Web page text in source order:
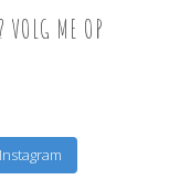
ME OP